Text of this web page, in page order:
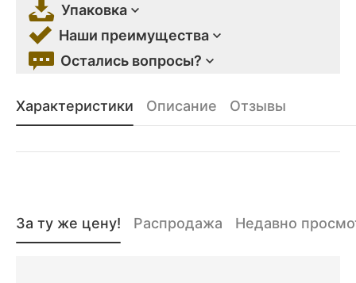
Упаковка
Наши преимущества
Остались вопросы?
Характеристики Описание Отзывы
За ту же цену! Распродажа Недавно